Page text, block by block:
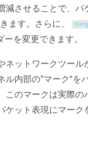
減させることで、パ
ます。さらに、
を変更できます。
ネットワークツール
内部の“マーク”を
このマークは実際の
ケット表現にマーク